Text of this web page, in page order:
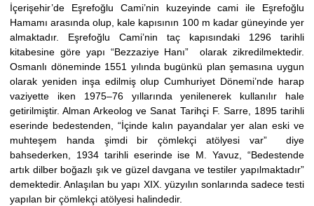
İçerişehir’de Eşrefoğlu Cami’nin kuzeyinde cami ile Eşrefoğlu
Hamamı arasında olup, kale kapısının 100 m kadar güneyinde yer
almaktadır. Eşrefoğlu Cami’nin taç kapısındaki 1296 tarihli
kitabesine göre yapı “Bezzaziye Hanı” olarak zikredilmektedir.
Osmanlı döneminde 1551 yılında bugünkü plan şemasına uygun
olarak yeniden inşa edilmiş olup Cumhuriyet Dönemi’nde harap
vaziyette iken 1975–76 yıllarında yenilenerek kullanılır hale
getirilmiştir. Alman Arkeolog ve Sanat Tarihçi F. Sarre, 1895 tarihli
eserinde bedestenden, “İçinde kalın payandalar yer alan eski ve
muhteşem handa şimdi bir çömlekçi atölyesi var” diye
bahsederken, 1934 tarihli eserinde ise M. Yavuz, “Bedestende
artık dilber boğazlı şık ve güzel davgana ve testiler yapılmaktadır”
demektedir. Anlaşılan bu yapı XIX. yüzyılın sonlarında sadece testi
yapılan bir çömlekçi atölyesi halindedir.